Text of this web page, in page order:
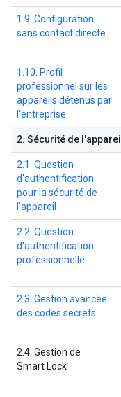
1.9. Configuration
sans contact directe
1.10. Profil
professionnel sur les
appareils détenus par
l'entreprise
2. Sécurité de l'appareil
2.1. Question
d'authentification
pour la sécurité de
l'appareil
2.2. Question
d'authentification
professionnelle
2.3. Gestion avancée
des codes secrets
2.4. Gestion de
Smart Lock